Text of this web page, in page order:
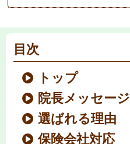
目次
トップ
院長メッセージ
選ばれる理由
保険会社対応